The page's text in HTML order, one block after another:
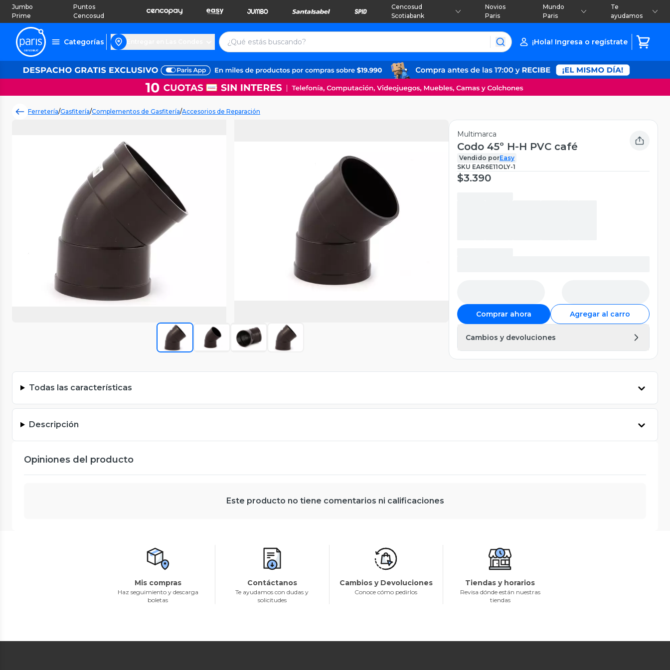
Jumbo
Prime
Puntos
Cencosud
Cencosud
Scotiabank
Novios
Paris
Mundo
Paris
Te
ayudamos
Categorías ¡Hola! Ingresa o regístrate
Ferretería/Gasfitería/Complementos de Gasfitería/Accesorios de Reparación
Multimarca
Codo 45º H-H PVC café
Vendido porEasy
SKU EAR6E11OLY-1
$3.390
Comprar ahora Agregar al carro
Cambios y devoluciones
Todas las características
Descripción
Opiniones del producto
Este producto no tiene comentarios ni calificaciones
Mis compras
Haz seguimiento y descarga
boletas
Contáctanos
Te ayudamos con dudas y
solicitudes
Cambios y Devoluciones
Conoce cómo pedirlos
Tiendas y horarios
Revisa dónde están nuestras
tiendas